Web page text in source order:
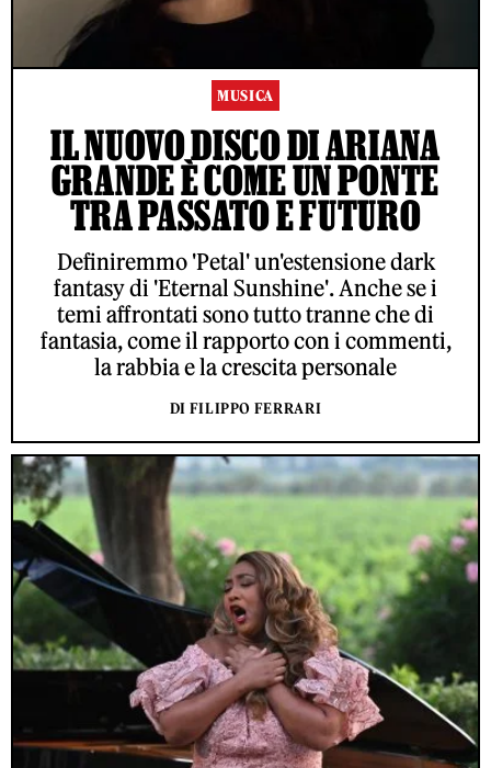
MUSICA
IL NUOVO DISCO DI ARIANA
GRANDE È COME UN PONTE
TRA PASSATO E FUTURO
Definiremmo 'Petal' un'estensione dark
fantasy di 'Eternal Sunshine'. Anche se i
temi affrontati sono tutto tranne che di
fantasia, come il rapporto con i commenti,
la rabbia e la crescita personale
DI FILIPPO FERRARI